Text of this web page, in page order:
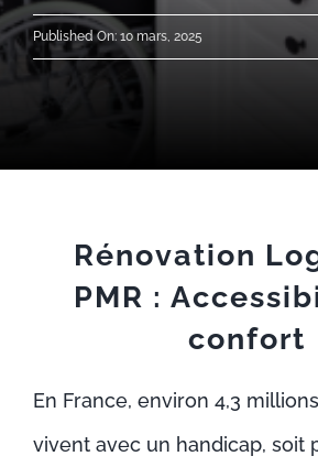
ACTUALITÉS
Published On: 10 mars, 2025
Rénovation
PMR :
confort
En France, environ 4,3
vivent avec un handicap, soit